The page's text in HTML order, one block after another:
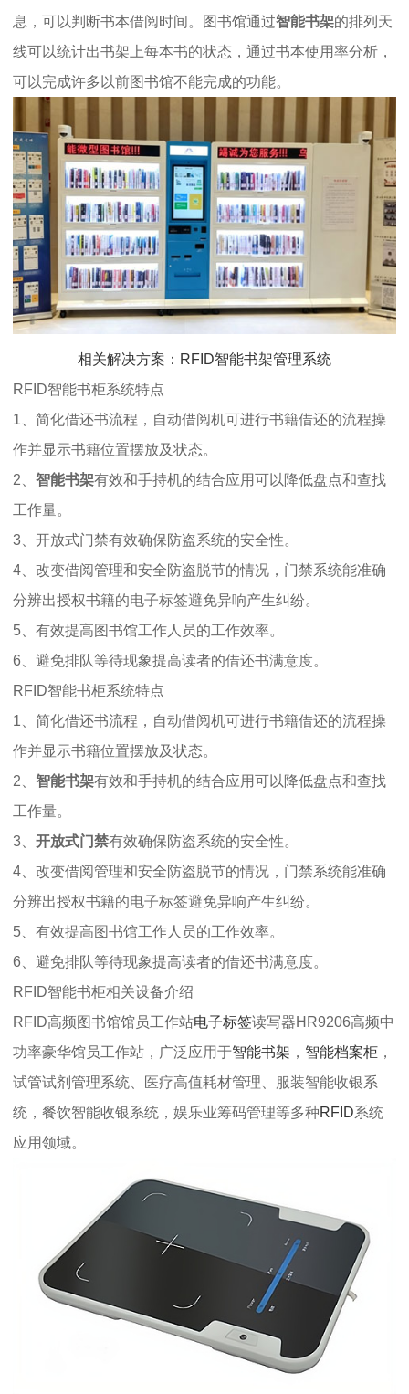
息，可以判断书本借阅时间。图书馆通过智能书架的排列天
线可以统计出书架上每本书的状态，通过书本使用率分析，
可以完成许多以前图书馆不能完成的功能。
相关解决方案：RFID智能书架管理系统
RFID智能书柜系统特点
1、简化借还书流程，自动借阅机可进行书籍借还的流程操
作并显示书籍位置摆放及状态。
2、 智能书架有效和手持机的结合应用可以降低盘点和查找
工作量。
3、开放式门禁有效确保防盗系统的安全性。
4、改变借阅管理和安全防盗脱节的情况，门禁系统能准确
分辨出授权书籍的电子标签避免异响产生纠纷。
5、有效提高图书馆工作人员的工作效率。
6、避免排队等待现象提高读者的借还书满意度。
RFID智能书柜系统特点
1、简化借还书流程，自动借阅机可进行书籍借还的流程操
作并显示书籍位置摆放及状态。
2、 智能书架有效和手持机的结合应用可以降低盘点和查找
工作量。
3、 开放式门禁有效确保防盗系统的安全性。
4、改变借阅管理和安全防盗脱节的情况，门禁系统能准确
分辨出授权书籍的电子标签避免异响产生纠纷。
5、有效提高图书馆工作人员的工作效率。
6、避免排队等待现象提高读者的借还书满意度。
RFID智能书柜相关设备介绍
RFID高频图书馆馆员工作站电子标签读写器HR9206高频中
功率豪华馆员工作站，广泛应用于智能书架 ， 智能档案柜 ，
试管试剂管理系统、医疗高值耗材管理、服装智能收银系
统，餐饮智能收银系统，娱乐业筹码管理等多种RFID系统
应用领域。